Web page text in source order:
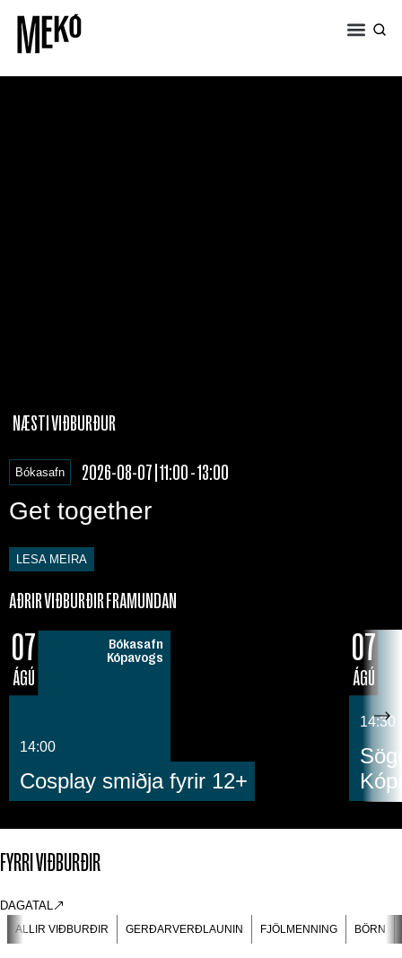
NÆSTI VIÐBURÐUR
Bókasafn 2026-08-07 | 11:00 - 13:00
Get together
LESA MEIRA
AÐRIR VIÐBURÐIR FRAMUNDAN
07
ÁGÚ
Bókasafn
Kópavogs
14:00
Cosplay smiðja fyrir 12+
07
ÁGÚ
14:30
FYRRI VIÐBURÐIR
DAGATAL
ALLIR VIÐBURÐIR GERÐARVERÐLAUNIN FJÖLMENNING BÖRN